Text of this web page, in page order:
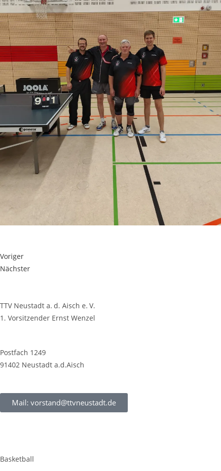
Voriger
Nächster
TTV Neustadt a. d. Aisch e. V.
1. Vorsitzender Ernst Wenzel
Postfach 1249
91402 Neustadt a.d.Aisch
Mail: vorstand@ttvneustadt.de
Basketball